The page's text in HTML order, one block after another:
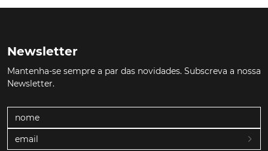
Newsletter
Mantenha-se sempre a par das novidades. Subscreva a nossa
Newsletter.